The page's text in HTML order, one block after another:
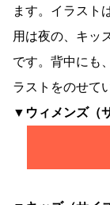
ます。イラスト
用は夜の、キッ
です。背中にも
ラストをのせて
▼ウィメンズ（